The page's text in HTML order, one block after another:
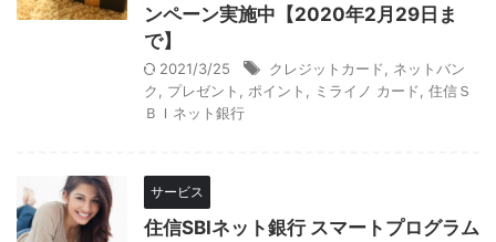
ンペーン実施中【2020年2月29日ま
で】
2021/3/25 クレジットカード
ネットバン
ク
プレゼント ポイント ミライノ カード
住信Ｓ
ＢＩネット銀行
サービス
住信SBIネット銀行 スマートプログラム